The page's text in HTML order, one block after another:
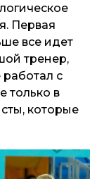
Первая
все идет
тренер,
с
только в
которые